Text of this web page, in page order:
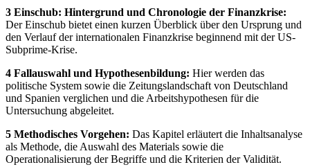
3 Einschub: Hintergrund und Chronologie der Finanzkrise:
Der Einschub bietet einen kurzen Überblick über den Ursprung und
den Verlauf der internationalen Finanzkrise beginnend mit der US-
Subprime-Krise.
4 Fallauswahl und Hypothesenbildung: Hier werden das
politische System sowie die Zeitungslandschaft von Deutschland
und Spanien verglichen und die Arbeitshypothesen für die
Untersuchung abgeleitet.
5 Methodisches Vorgehen: Das Kapitel erläutert die Inhaltsanalyse
als Methode, die Auswahl des Materials sowie die
Operationalisierung der Begriffe und die Kriterien der Validität.